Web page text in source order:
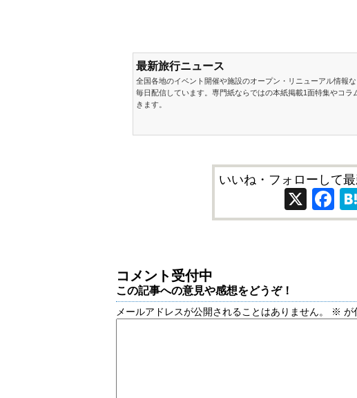
最新旅行ニュース
全国各地のイベント開催や施設のオープン・リニューアル情報
毎日配信しています。専門紙ならではの本紙掲載1面特集やコラ
きます。
いいね・フォローして
X
コメント受付中
この記事への意見や感想をどうぞ！
メールアドレスが公開されることはありません。 ※ が